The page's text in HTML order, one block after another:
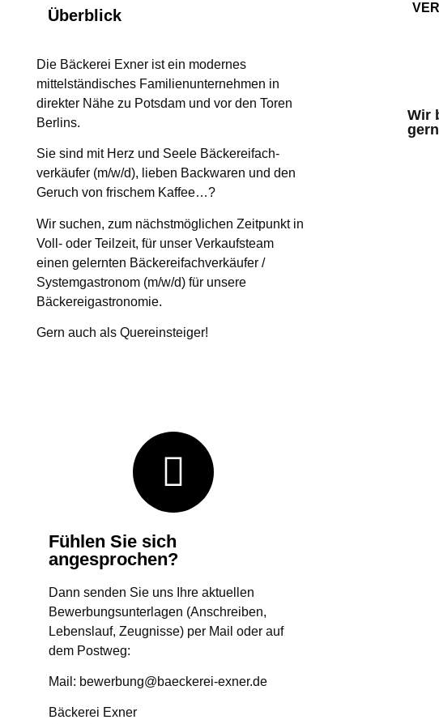
Überblick
Die Bäckerei Exner ist ein modernes
mittelständisches Familienunternehmen in
direkter Nähe zu Potsdam und vor den Toren
Berlins.
Sie sind mit Herz und Seele Bäckereifach-
verkäufer (m/w/d), lieben Backwaren und den
Geruch von frischem Kaffee…?
Wir suchen, zum nächstmöglichen Zeitpunkt in
Voll- oder Teilzeit, für unser Verkaufsteam
einen gelernten Bäckereifachverkäufer /
Systemgastronom (m/w/d) für unsere
Bäckereigastronomie.
Gern auch als Quereinsteiger!
Fühlen Sie sich
angesprochen?
Dann senden Sie uns Ihre aktuellen
Bewerbungsunterlagen (Anschreiben,
Lebenslauf, Zeugnisse) per Mail oder auf
dem Postweg:
Mail: bewerbung@baeckerei-exner.de
Bäckerei Exner
Wir